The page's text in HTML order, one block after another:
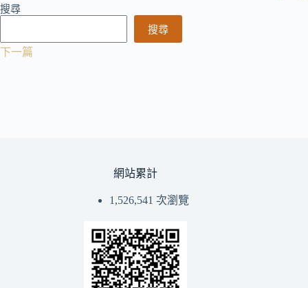
搜尋
搜尋
下一篇
網站累計
1,526,541 次瀏覽